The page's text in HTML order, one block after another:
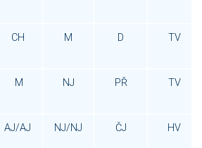
CH M D TV
M NJ PŘ TV
AJ/AJ NJ/NJ ČJ HV